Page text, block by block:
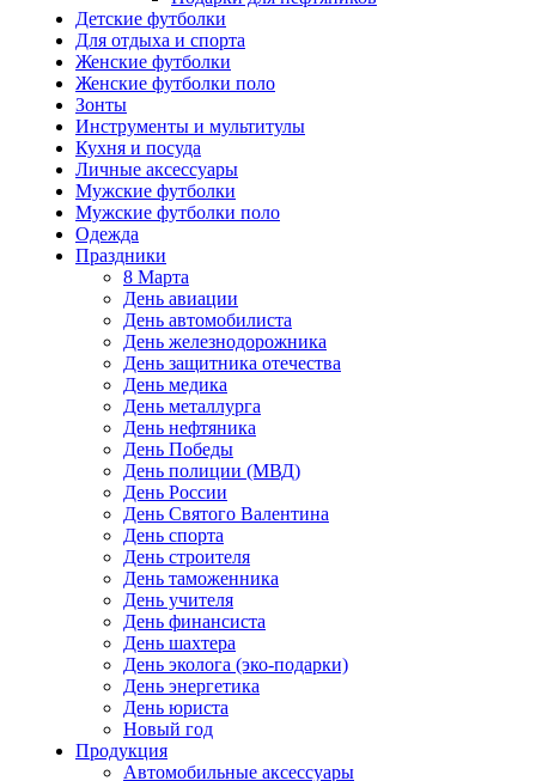
Детские футболки
Для отдыха и спорта
Женские футболки
Женские футболки поло
Зонты
Инструменты и мультитулы
Кухня и посуда
Личные аксессуары
Мужские футболки
Мужские футболки поло
Одежда
Праздники
8 Марта
День авиации
День автомобилиста
День железнодорожника
День защитника отечества
День медика
День металлурга
День нефтяника
День Победы
День полиции (МВД)
День России
День Святого Валентина
День спорта
День строителя
День таможенника
День учителя
День финансиста
День шахтера
День эколога (эко-подарки)
День энергетика
День юриста
Новый год
Продукция
Автомобильные аксессуары